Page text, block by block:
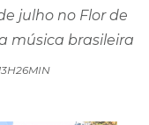
julho no Flor de
música brasileira